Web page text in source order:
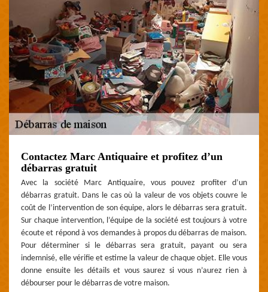
Contactez Marc Antiquaire et profitez d’un
débarras gratuit
Avec la société Marc Antiquaire, vous pouvez profiter d’un
débarras gratuit. Dans le cas où la valeur de vos objets couvre le
coût de l’intervention de son équipe, alors le débarras sera gratuit.
Sur chaque intervention, l’équipe de la société est toujours à votre
écoute et répond à vos demandes à propos du débarras de maison.
Pour déterminer si le débarras sera gratuit, payant ou sera
indemnisé, elle vérifie et estime la valeur de chaque objet. Elle vous
donne ensuite les détails et vous saurez si vous n’aurez rien à
débourser pour le débarras de votre maison.